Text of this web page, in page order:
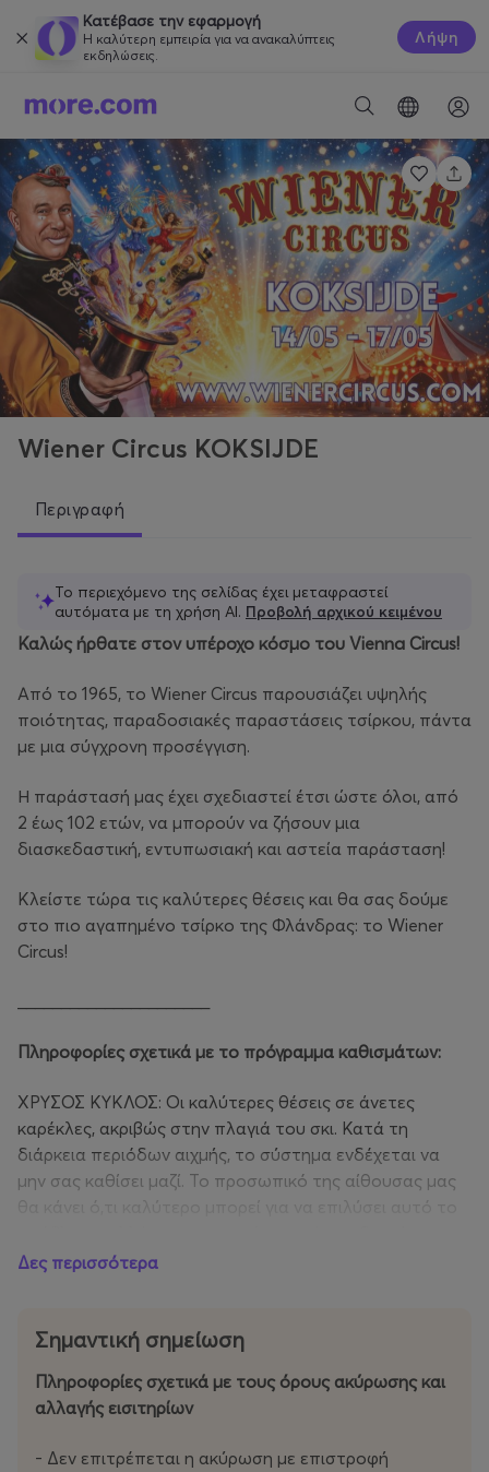
Κατέβασε την εφαρμογή
Η καλύτερη εμπειρία για να ανακαλύπτεις
εκδηλώσεις.
Λήψη
Wiener Circus KOKSIJDE
Περιγραφή
Το περιεχόμενο της σελίδας έχει μεταφραστεί
αυτόματα με τη χρήση ΑΙ. Προβολή αρχικού κειμένου
Καλώς ήρθατε στον υπέροχο κόσμο του Vienna Circus!
Από το 1965, το Wiener Circus παρουσιάζει υψηλής
ποιότητας, παραδοσιακές παραστάσεις τσίρκου, πάντα
με μια σύγχρονη προσέγγιση.
Η παράστασή μας έχει σχεδιαστεί έτσι ώστε όλοι, από
2 έως 102 ετών, να μπορούν να ζήσουν μια
διασκεδαστική, εντυπωσιακή και αστεία παράσταση!
Κλείστε τώρα τις καλύτερες θέσεις και θα σας δούμε
στο πιο αγαπημένο τσίρκο της Φλάνδρας: το Wiener
Circus!
Πληροφορίες σχετικά με το πρόγραμμα καθισμάτων:
ΧΡΥΣΟΣ ΚΥΚΛΟΣ: Οι καλύτερες θέσεις σε άνετες
καρέκλες, ακριβώς στην πλαγιά του σκι. Κατά τη
διάρκεια περιόδων αιχμής, το σύστημα ενδέχεται να
μην σας καθίσει μαζί. Το προσωπικό της αίθουσας μας
δυνατές.
τέταρτη σειρά καθισμάτων. Κατά τις ώρες αιχμής, το
προσωπικό της αίθουσας θα καταβάλει κάθε δυνατή
προσπάθεια για να επιλύσει το πρόβλημα, αλλά δεν
Δες περισσότερα
Σημαντική σημείωση
Πληροφορίες σχετικά με τους όρους ακύρωσης και
αλλαγής εισιτηρίων
- Δεν επιτρέπεται η ακύρωση με επιστροφή